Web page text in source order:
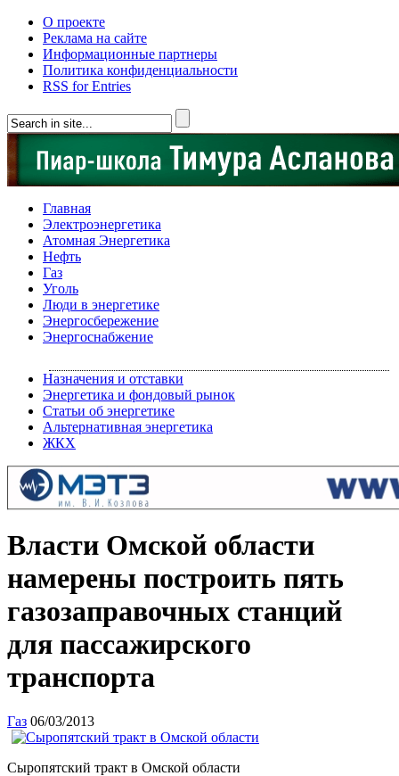
О проекте
Реклама на сайте
Информационные партнеры
Политика конфиденциальности
RSS for Entries
Главная
Электроэнергетика
Атомная Энергетика
Нефть
Газ
Уголь
Люди в энергетике
Энергосбережение
Энергоснабжение
Назначения и отставки
Энергетика и фондовый рынок
Статьи об энергетике
Альтернативная энергетика
ЖКХ
Власти Омской области
намерены построить пять
газозаправочных станций
для пассажирского
транспорта
Газ 06/03/2013
Сыропятский тракт в Омской области